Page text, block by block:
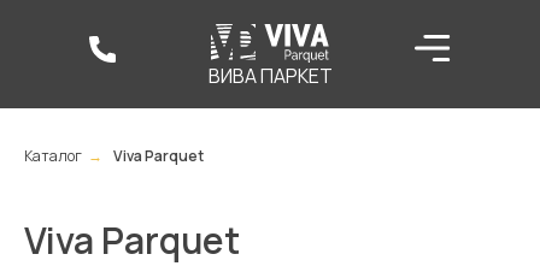
ВИВА ПАРКЕТ
Каталог → Viva Parquet
Viva Parquet